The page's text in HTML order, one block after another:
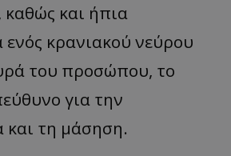
καθώς και ήπια
ενός κρανιακού νεύρου
του προσώπου, το
για την
και τη μάσηση.